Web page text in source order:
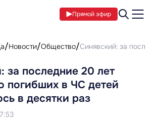
Прямой эфир
Новости Общество Синявский: за
за последние 20 лет
погибших в ЧС детей
в десятки раз